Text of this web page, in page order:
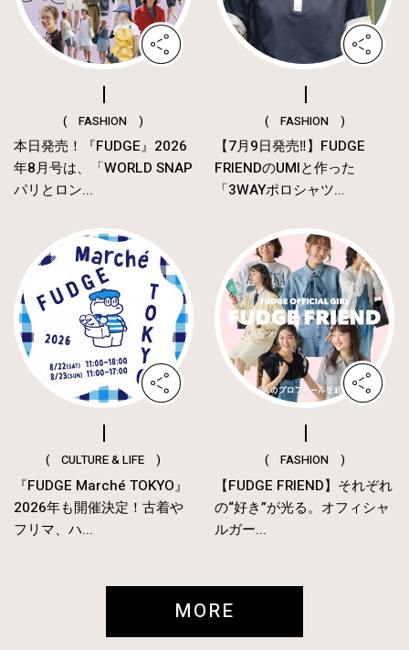
( FASHION )
本日発売！『FUDGE』2026
年8月号は、「WORLD SNAP
パリとロン...
( FASHION )
【7月9日発売‼︎】FUDGE
FRIENDのUMIと作った
「3WAYポロシャツ...
( CULTURE & LIFE )
『FUDGE Marché TOKYO』
2026年も開催決定！古着や
フリマ、ハ...
( FASHION )
【FUDGE FRIEND】それぞれ
の“好き”が光る。オフィシャ
ルガー...
MORE